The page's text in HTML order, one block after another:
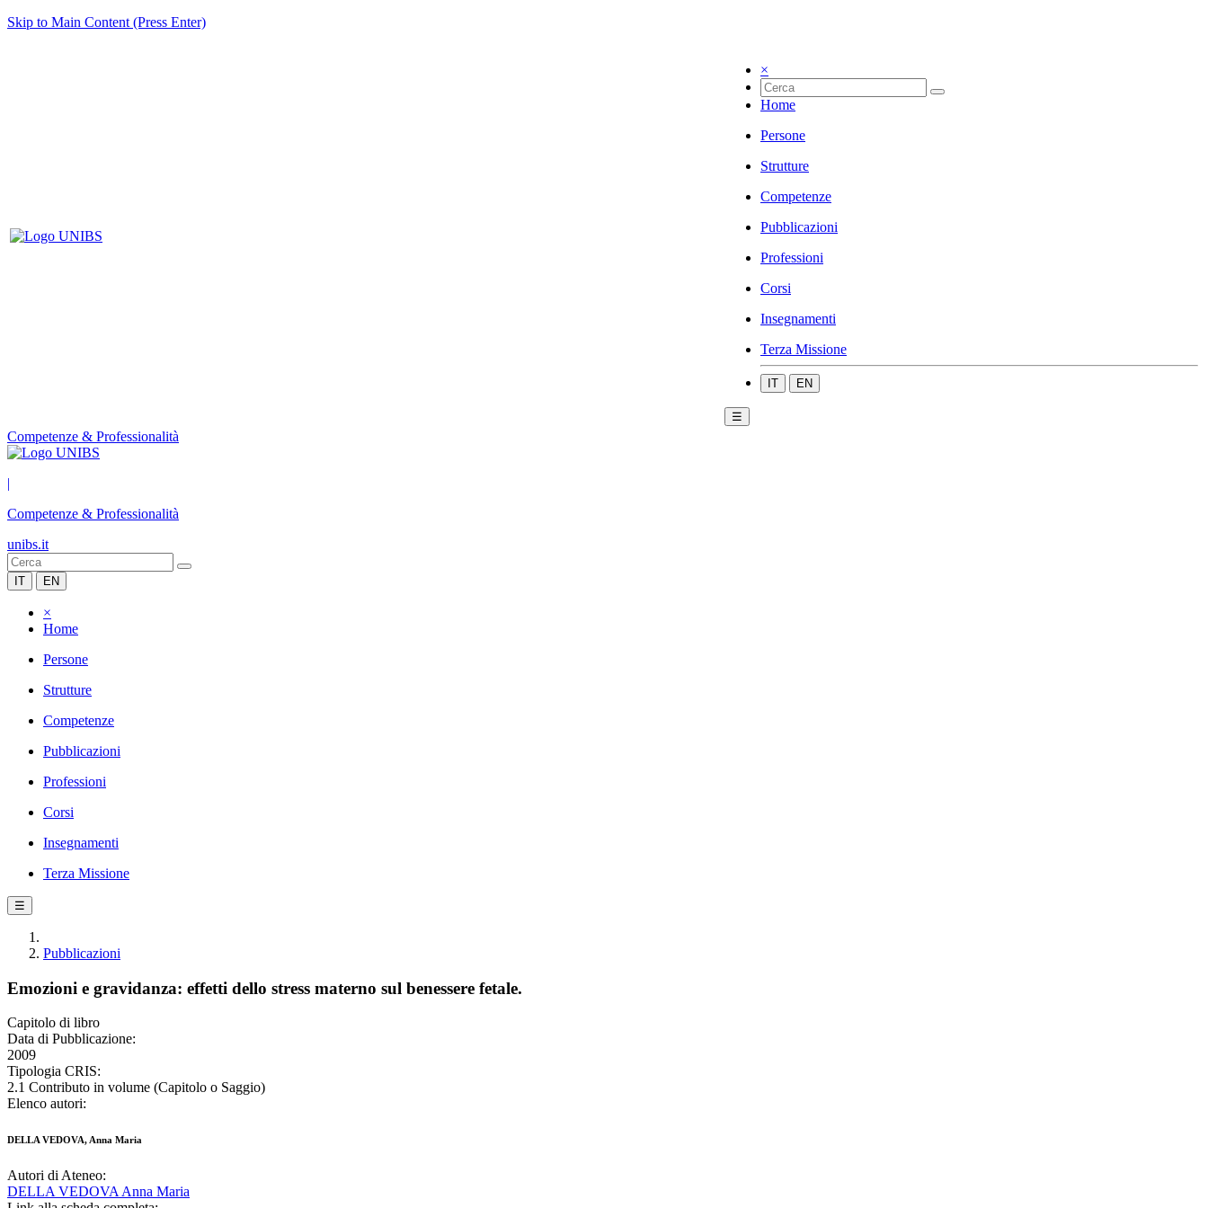
Skip to Main Content (Press Enter)
×
Home
Persone
Strutture
Competenze
Pubblicazioni
Professioni
Corsi
Insegnamenti
Terza Missione
IT EN
☰
Competenze & Professionalità
|
Competenze & Professionalità
unibs.it
IT EN
×
Home
Persone
Strutture
Competenze
Pubblicazioni
Professioni
Corsi
Insegnamenti
Terza Missione
☰
Pubblicazioni
Emozioni e gravidanza: effetti dello stress materno sul benessere fetale.
Capitolo di libro
Data di Pubblicazione:
2009
Tipologia CRIS:
2.1 Contributo in volume (Capitolo o Saggio)
Elenco autori:
DELLA VEDOVA, Anna Maria
Autori di Ateneo:
DELLA VEDOVA Anna Maria